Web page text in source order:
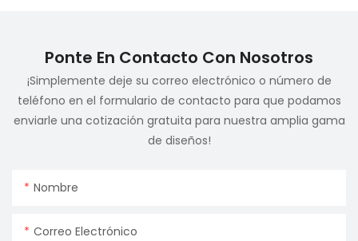
Ponte En Contacto Con Nosotros
¡Simplemente deje su correo electrónico o número de
teléfono en el formulario de contacto para que podamos
enviarle una cotización gratuita para nuestra amplia gama
de diseños!
Nombre
Correo Electrónico